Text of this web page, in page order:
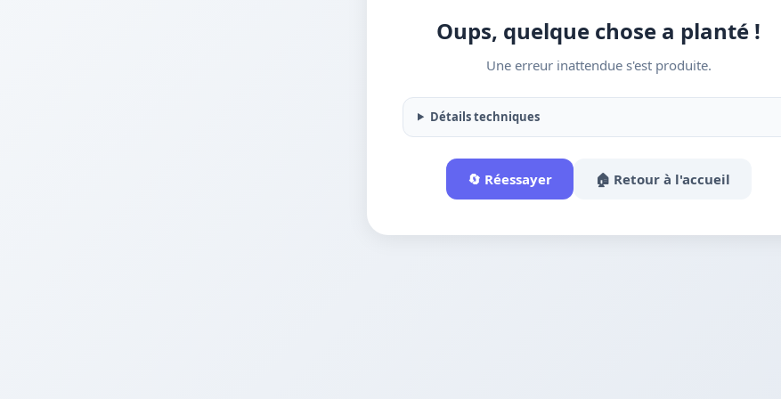
Oups, quelque chose a planté !
Une erreur inattendue s'est produite.
Détails techniques
🔄 Réessayer 🏠 Retour à l'accueil